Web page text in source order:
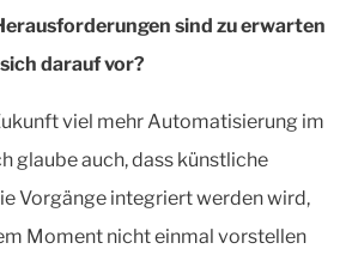
sind zu erwarten
darauf vor?
viel mehr Automatisierung im
glaube auch, dass künstliche
Vorgänge integriert werden wird,
Moment nicht einmal vorstellen